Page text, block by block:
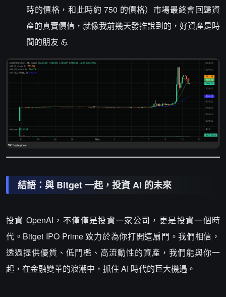
時的價格，和此時約 750 的價格）市場最終會回歸資
產的真實價值，就像我前幾天發推說到的，好資產是時
間的朋友 💪
結語：與 Bitget 一起，投資 AI 的未來
投資 OpenAI，不僅僅是投資一家公司，更是投資一個時
代。Bitget IPO Prime 致力於為你打開這扇門。我們相信，
透過提供優質、低門檻、高流動性的資產，我們能與你一
起，在金融變革的浪潮中，抓住 AI 時代的巨大機遇。